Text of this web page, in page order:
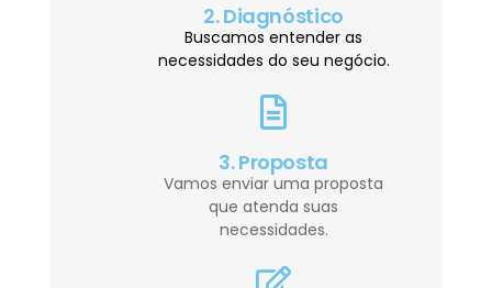
2. Diagnóstico
Buscamos entender as
necessidades do seu negócio.
3. Proposta
Vamos enviar uma proposta
que atenda suas
necessidades.